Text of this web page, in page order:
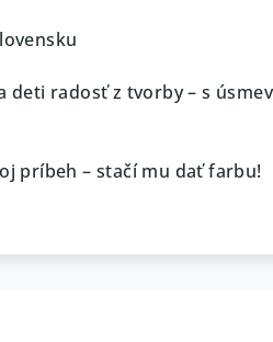
deti radosť z tvorby – s
príbeh – stačí mu dať farbu!